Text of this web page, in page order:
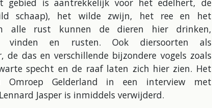
gebied is aantrekkelijk voor het edelhert, de
schaap), het wilde zwijn, het ree en het
alle rust kunnen de dieren hier drinken,
vinden en rusten. Ook diersoorten als
de das en verschillende bijzondere vogels zoals
specht en de raaf laten zich hier zien. Het
Omroep Gelderland in een interview met
Jasper is inmiddels verwijderd.